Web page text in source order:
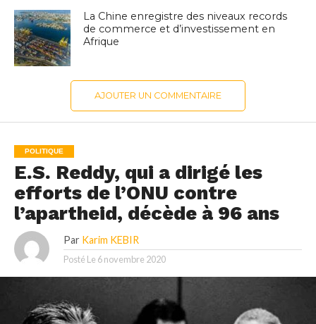
La Chine enregistre des niveaux records
de commerce et d’investissement en
Afrique
AJOUTER UN COMMENTAIRE
POLITIQUE
E.S. Reddy, qui a dirigé les
efforts de l’ONU contre
l’apartheid, décède à 96 ans
Par Karim KEBIR
Posté Le 6 novembre 2020